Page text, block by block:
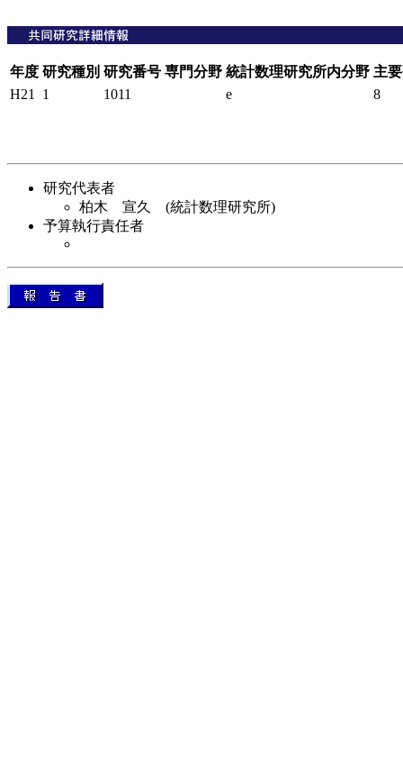
年度 研究種別 研究番号 専門分野 統計数理研究所内分野 主
H21
1 1011 e 8
研究代表者
柏木 宣久 (統計数理研究所)
予算執行責任者